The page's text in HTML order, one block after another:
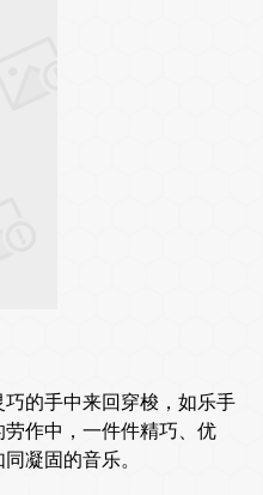
的手中来回穿梭，如乐手
作中，一件件精巧、优
凝固的音乐。